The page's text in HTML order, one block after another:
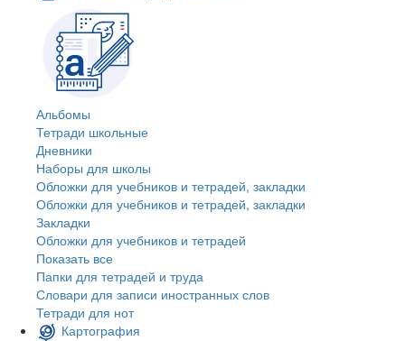
Альбомы
Тетради школьные
Дневники
Наборы для школы
Обложки для учебников и тетрадей, закладки
Обложки для учебников и тетрадей, закладки
Закладки
Обложки для учебников и тетрадей
Показать все
Папки для тетрадей и труда
Словари для записи иностранных слов
Тетради для нот
Картография